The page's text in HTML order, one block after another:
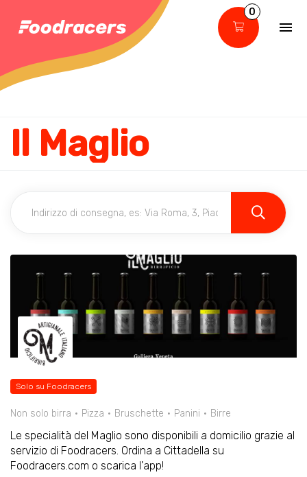
0
Il Maglio
Solo su Foodracers
Non solo birra Pizza Bruschette Panini Birre
Le specialità del Maglio sono disponibili a domicilio grazie al
servizio di Foodracers. Ordina a Cittadella su
Foodracers.com o scarica l'app!